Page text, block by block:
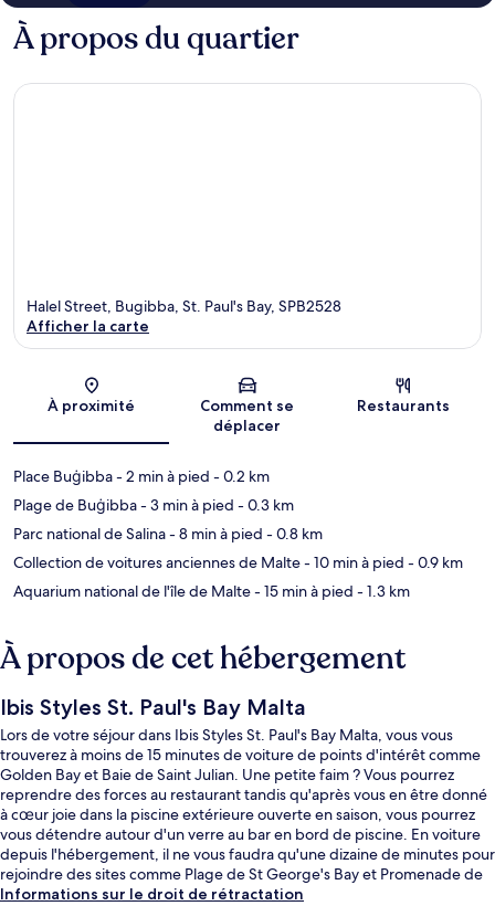
À propos du quartier
Carte
Halel Street, Bugibba, St. Paul's Bay, SPB2528
Afficher la carte
À proximité
Comment se
déplacer
Restaurants
Place Buġibba- 2 min à pied - 0.2 km
Plage de Buġibba- 3 min à pied - 0.3 km
Parc national de Salina- 8 min à pied - 0.8 km
Collection de voitures anciennes de Malte- 10 min à pied - 0.9 km
Aquarium national de l'île de Malte- 15 min à pied - 1.3 km
À propos de cet hébergement
Ibis Styles St. Paul's Bay Malta
Lors de votre séjour dans Ibis Styles St. Paul's Bay Malta, vous vous
trouverez à moins de 15 minutes de voiture de points d'intérêt comme
Golden Bay et Baie de Saint Julian. Une petite faim ? Vous pourrez
reprendre des forces au restaurant tandis qu'après vous en être donné
à cœur joie dans la piscine extérieure ouverte en saison, vous pourrez
vous détendre autour d'un verre au bar en bord de piscine. En voiture
depuis l'hébergement, il ne vous faudra qu'une dizaine de minutes pour
rejoindre des sites comme Plage de St George's Bay et Promenade de
Sliema.Les autres voyageurs adorent le personnel attentionné.
Informations sur le droit de rétractation